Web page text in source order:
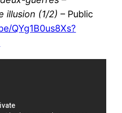
illusion (1/2) – Public
QYg1B0us8Xs?